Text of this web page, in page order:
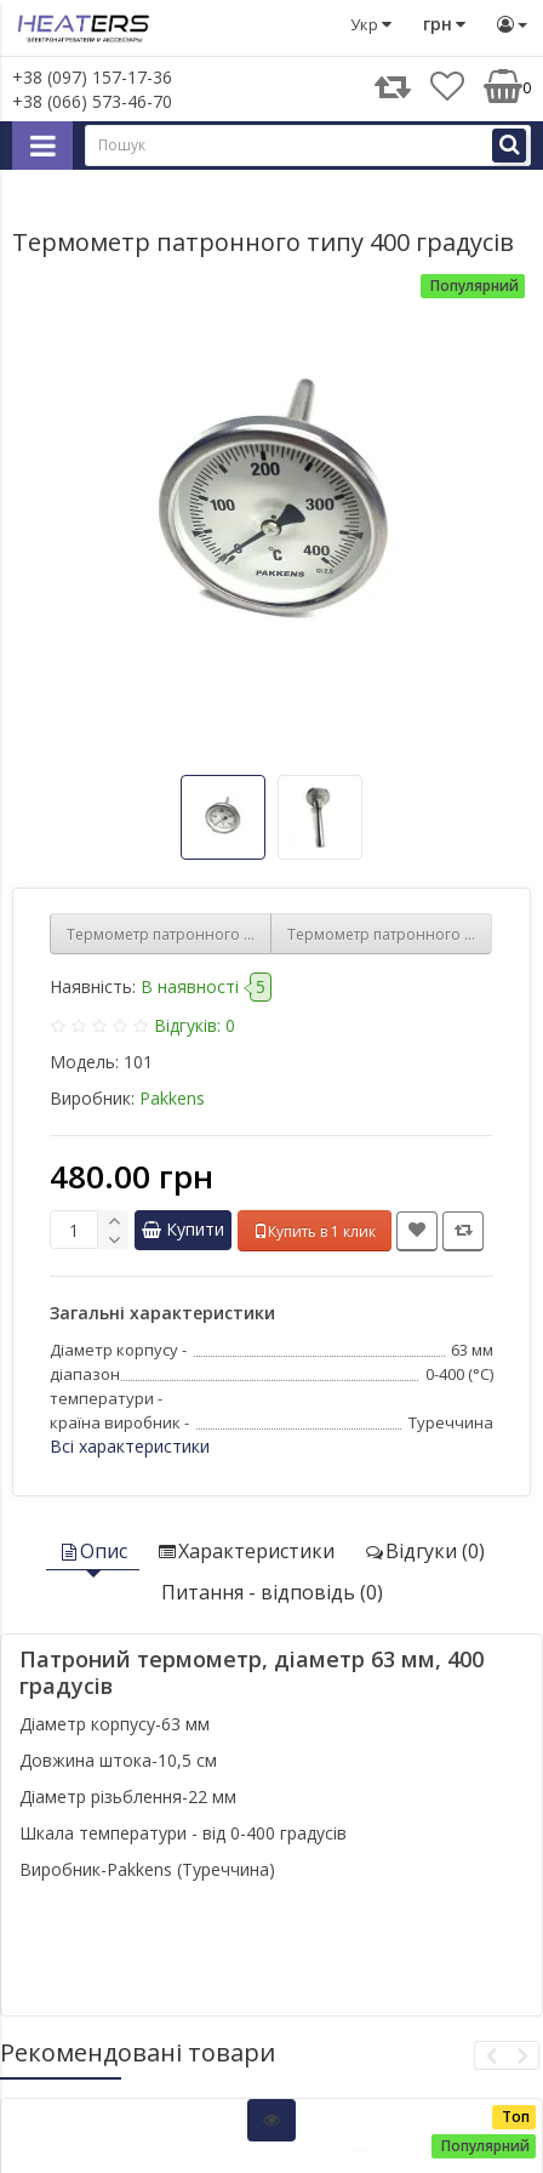
грн
Укр
+38 (097) 157-17-36
+38 (066) 573-46-70
0
Запчастини для великої побутової техніки Запчастини
Термометр патронного типу 400 градусів
Популярний
Термометр патронного типу 500 градусівТермометр патронного типу 350
Наявність: В наявності
5
Відгуків: 0
Модель: 101
Виробник: Pakkens
480.00 грн
Купити Купить в 1 клик
Загальні характеристики
Діаметр корпусу -
63 мм
діапазон
температури -
0-400 (°C)
країна виробник - Туреччина
Всі характеристики
Опис Характеристики
Відгуки (0)
Питання - відповідь (0)
Патроний термометр, діаметр 63 мм, 400
градусів
Діаметр корпусу-63 мм
Довжина штока-10,5 см
Діаметр різьблення-22 мм
Шкала температури - від 0-400 градусів
Виробник-Pakkens (Туреччина)
Рекомендовані товари
Топ
Популярний